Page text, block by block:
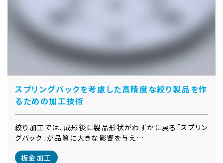
スプリングバックを考慮した高精度な絞り製品を作
るための加工技術
絞り加工では、成形後に製品形状がわずかに戻る「スプリン
グバック」が品質に大きな影響を与え…
板金加工